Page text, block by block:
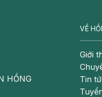
HỒNG
VỀ
Giới
Tin